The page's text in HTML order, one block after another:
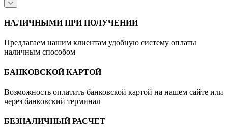
НАЛИЧНЫМИ ПРИ ПОЛУЧЕНИИ
Предлагаем нашим клиентам удобную систему оплаты
наличным способом
БАНКОВСКОЙ КАРТОЙ
Возможность оплатить банковской картой на нашем сайте или
через банковский терминал
БЕЗНАЛИЧНЫЙ РАСЧЕТ